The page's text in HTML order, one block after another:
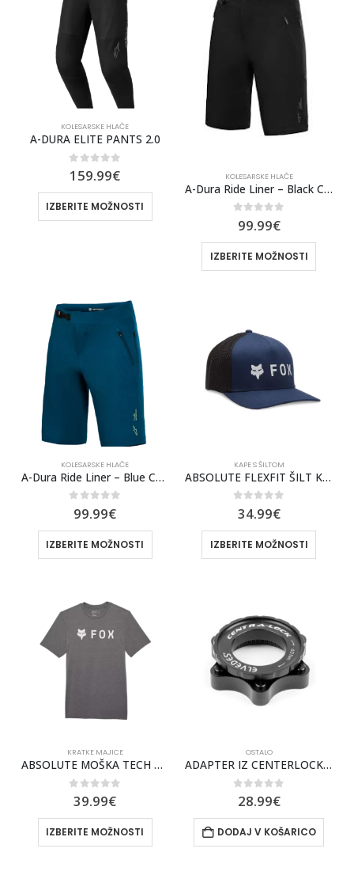
KOLESARSKE HLAČE
A-DURA ELITE PANTS 2.0
0 out of 5
159.99€
IZBERITE MOŽNOSTI
KOLESARSKE HLAČE
A-Dura Ride Liner – Black Cycling Shorts | Alpinestars®
0out of 5
99.99€
IZBERITE MOŽNOSTI
KOLESARSKE HLAČE
A-Dura Ride Liner – Blue Cycling Shorts | Alpinestars®
0out of 5
99.99€
IZBERITE MOŽNOSTI
KAPE S ŠILTOM
ABSOLUTE FLEXFIT ŠILT KAPA FOX Z MREŽICO [MDNT]
0out of 5
34.99€
IZBERITE MOŽNOSTI
KRATKE MAJICE
ABSOLUTE MOŠKA TECH KRATKA MAJICA FOX [HTR GRAPH]
0out of 5
39.99€
IZBERITE MOŽNOSTI
OSTALO
ADAPTER IZ CENTERLOCK NA 6-BOLT ELVEDE
0out of 5
28.99€
DODAJ V KOŠARICO